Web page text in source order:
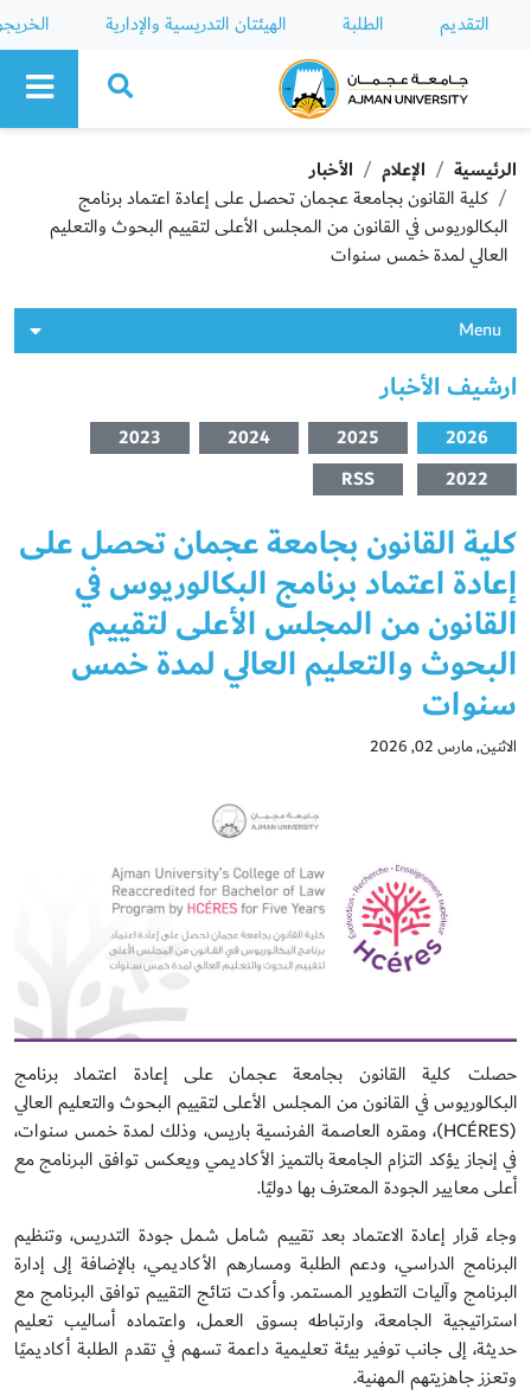
التقديم الطلبة الهيئتان التدريسية والإدارية
Ajman University
الرئيسية الإعلام
الأخبار
كلية القانون بجامعة عجمان تحصل على إعادة اعتماد برنامج
البكالوريوس في القانون من المجلس الأعلى لتقييم البحوث والتعليم
العالي لمدة خمس سنوات
Menu
ارشيف الأخبار
2026
2025
2024
2023
2022
RSS
كلية القانون بجامعة عجمان تحصل على
إعادة اعتماد برنامج البكالوريوس في
القانون من المجلس الأعلى لتقييم
البحوث والتعليم العالي لمدة خمس
سنوات
الاثنين, مارس 02, 2026
حصلت كلية القانون بجامعة عجمان على إعادة اعتماد برنامج
البكالوريوس في القانون من المجلس الأعلى لتقييم البحوث والتعليم العالي
(HCÉRES)، ومقره العاصمة الفرنسية باريس، وذلك لمدة خمس سنوات،
في إنجاز يؤكد التزام الجامعة بالتميز الأكاديمي ويعكس توافق البرنامج مع
أعلى معايير الجودة المعترف بها دوليًا.
وجاء قرار إعادة الاعتماد بعد تقييم شامل شمل جودة التدريس، وتنظيم
البرنامج الدراسي، ودعم الطلبة ومسارهم الأكاديمي، بالإضافة إلى إدارة
البرنامج وآليات التطوير المستمر. وأكدت نتائج التقييم توافق البرنامج مع
استراتيجية الجامعة، وارتباطه بسوق العمل، واعتماده أساليب تعليم
حديثة، إلى جانب توفير بيئة تعليمية داعمة تسهم في تقدم الطلبة أكاديميًا
وتعزز جاهزيتهم المهنية.